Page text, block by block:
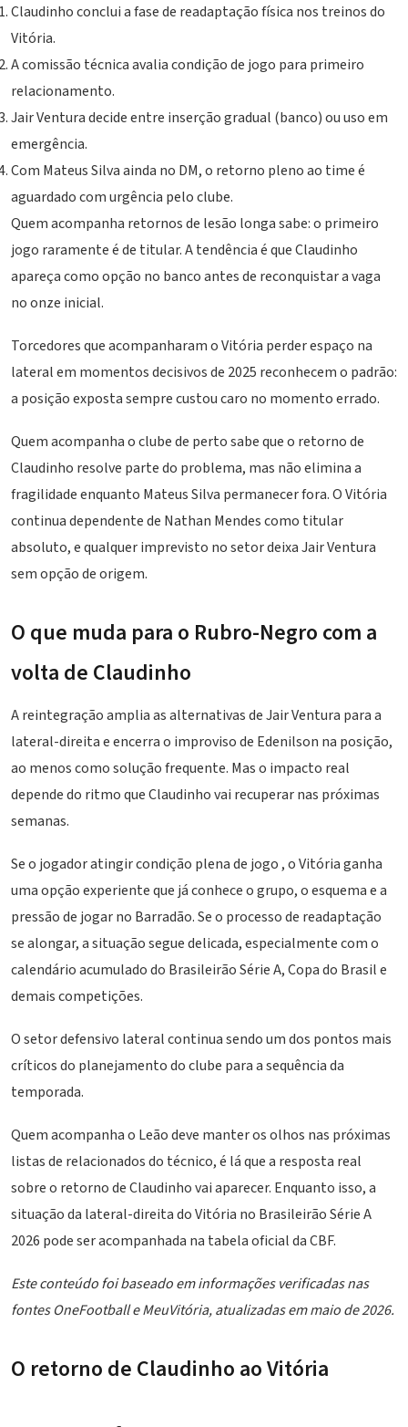
Claudinho conclui a fase de readaptação física nos treinos do
Vitória.
A comissão técnica avalia condição de jogo para primeiro
relacionamento.
Jair Ventura decide entre inserção gradual (banco) ou uso em
emergência.
Com Mateus Silva ainda no DM, o retorno pleno ao time é
aguardado com urgência pelo clube.
Quem acompanha retornos de lesão longa sabe: o primeiro
jogo raramente é de titular. A tendência é que Claudinho
apareça como opção no banco antes de reconquistar a vaga
no onze inicial.
Torcedores que acompanharam o Vitória perder espaço na
lateral em momentos decisivos de 2025 reconhecem o padrão:
a posição exposta sempre custou caro no momento errado.
Quem acompanha o clube de perto sabe que o retorno de
Claudinho resolve parte do problema, mas não elimina a
fragilidade enquanto Mateus Silva permanecer fora. O Vitória
continua dependente de Nathan Mendes como titular
absoluto, e qualquer imprevisto no setor deixa Jair Ventura
sem opção de origem.
O que muda para o Rubro-Negro com a
volta de Claudinho
A reintegração amplia as alternativas de Jair Ventura para a
lateral-direita e encerra o improviso de Edenilson na posição,
ao menos como solução frequente. Mas o impacto real
depende do ritmo que Claudinho vai recuperar nas próximas
semanas.
Se o jogador atingir condição plena de jogo , o Vitória ganha
uma opção experiente que já conhece o grupo, o esquema e a
pressão de jogar no Barradão. Se o processo de readaptação
se alongar, a situação segue delicada, especialmente com o
calendário acumulado do Brasileirão Série A, Copa do Brasil e
demais competições.
O setor defensivo lateral continua sendo um dos pontos mais
críticos do planejamento do clube para a sequência da
temporada.
Quem acompanha o Leão deve manter os olhos nas próximas
listas de relacionados do técnico, é lá que a resposta real
sobre o retorno de Claudinho vai aparecer. Enquanto isso, a
situação da lateral-direita do Vitória no Brasileirão Série A
2026 pode ser acompanhada na tabela oficial da CBF.
Este conteúdo foi baseado em informações verificadas nas
fontes OneFootball e MeuVitória, atualizadas em maio de 2026.
O retorno de Claudinho ao Vitória